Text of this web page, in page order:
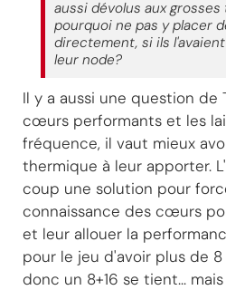
aussi dévolus aux grosses
pourquoi ne pas y placer
directement, si ils
leur node?
Il y a aussi une question de
cœurs performants et les
fréquence, il vaut mieux
thermique à leur apporter.
coup une solution pour
connaissance des cœurs
et leur allouer la
pour le jeu d'avoir plus de
donc un 8+16 se tient...